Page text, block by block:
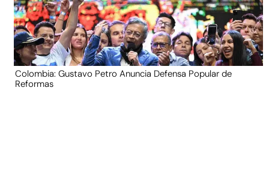
Colombia: Gustavo Petro Anuncia Defensa Popular de
Reformas